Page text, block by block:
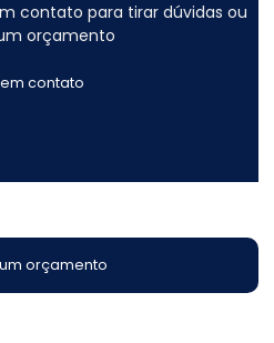
contato para tirar dúvidas ou
orçamento
em contato
orçamento